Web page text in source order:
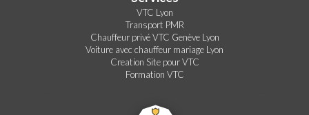
VTC Lyon
Transport PMR
Chauffeur privé VTC Genève Lyon
Voiture avec chauffeur mariage Lyon
Creation Site pour VTC
Formation VTC